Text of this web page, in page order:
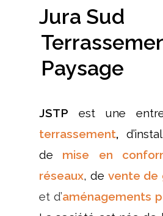
Jura Sud
Paysage
JSTP est une
terrassement,
de mise en
réseaux, de vente de
et d’aménagements